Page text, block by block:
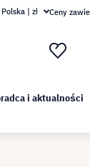
Polska | zł Ceny
i aktualności